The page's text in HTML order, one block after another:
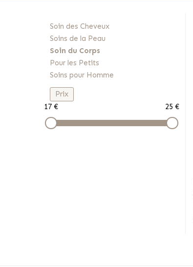
Soin des Cheveux
Soins de la Peau
Soin du Corps
Pour les Petits
Soins pour Homme
Prix
17 €
25 €